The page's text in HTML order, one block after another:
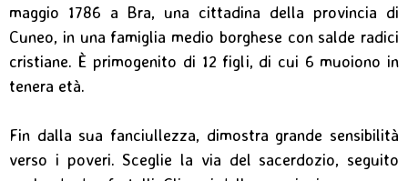
maggio 1786 a Bra, una cittadina della provincia di
Cuneo, in una famiglia medio borghese con salde radici
cristiane. È primogenito di 12 figli, di cui 6 muoiono in
tenera età.
Fin dalla sua fanciullezza, dimostra grande sensibilità
verso i poveri. Sceglie la via del sacerdozio, seguito